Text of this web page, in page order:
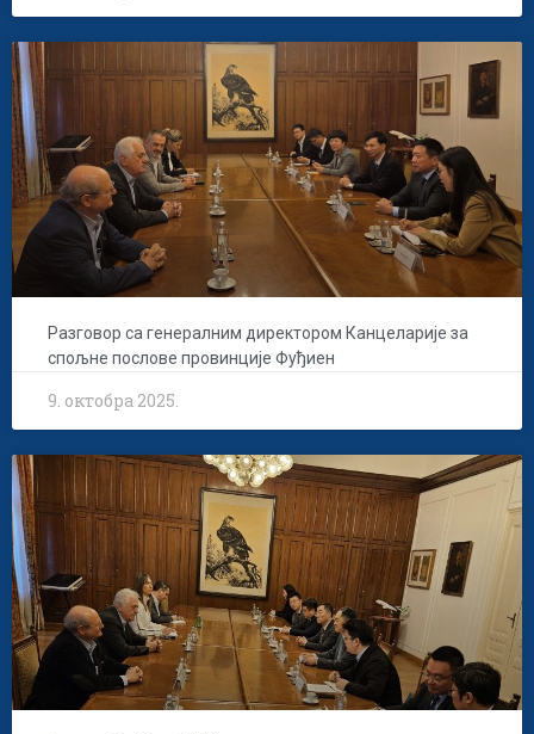
Разговор са генералним директором Канцеларије за
спољне послове провинције Фуђиен
9. октобра 2025.